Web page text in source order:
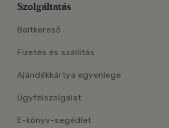
Szolgáltatás
Boltkereső
Fizetés és szállítás
Ajándékkártya egyenlege
Ügyfélszolgálat
E-könyv-segédlet